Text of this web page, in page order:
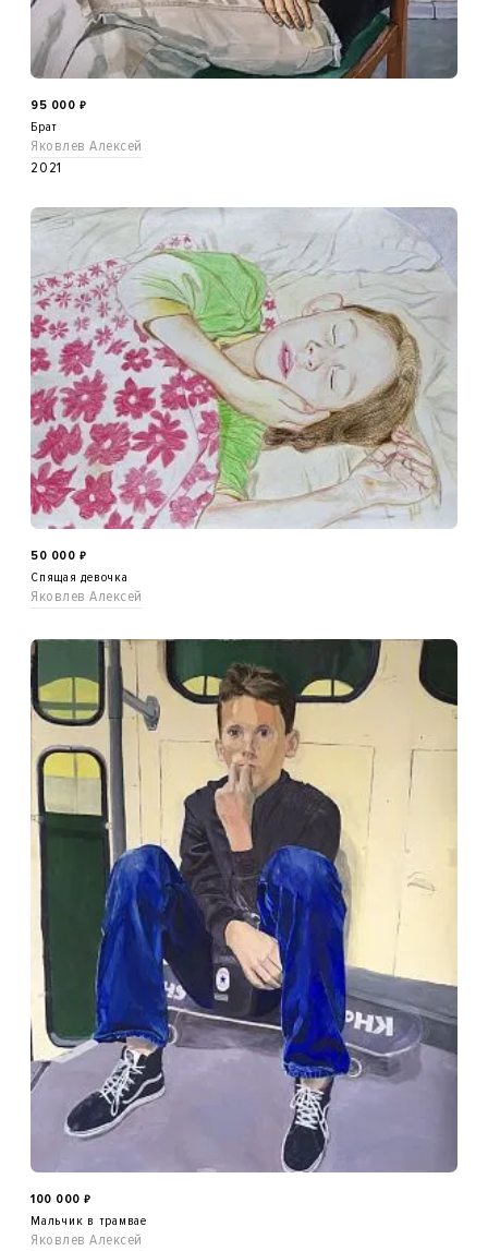
95 000 ₽
Брат
Яковлев Алексей
2021
50 000 ₽
Спящая девочка
Яковлев Алексей
100 000 ₽
Мальчик в трамвае
Яковлев Алексей